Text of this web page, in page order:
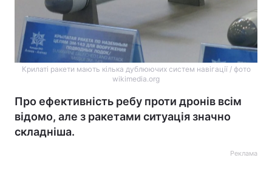
Крилаті ракети мають кілька дублюючих систем навігації / фото
wikimedia.org
Про ефективність ребу проти дронів всім
відомо, але з ракетами ситуація значно
складніша.
Реклама